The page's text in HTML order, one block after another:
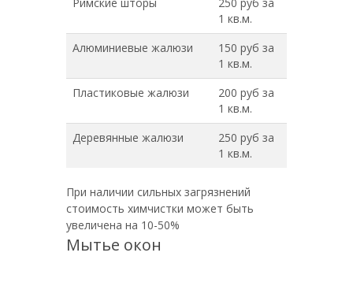
1 кв.м.
Алюминиевые жалюзи
150 руб за
1 кв.м.
Пластиковые жалюзи
200 руб за
1 кв.м.
Деревянные жалюзи
250 руб за
1 кв.м.
При наличии сильных загрязнений
стоимость химчистки может быть
увеличена на 10-50%
Мытье окон